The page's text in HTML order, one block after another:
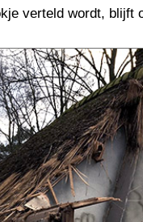
verteld wordt, blijft